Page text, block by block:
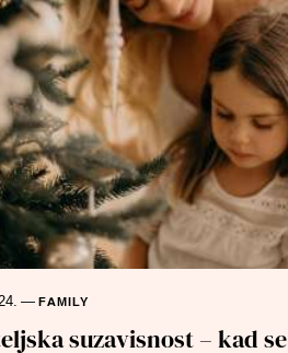
— FAMILY
suzavisnost – kad se